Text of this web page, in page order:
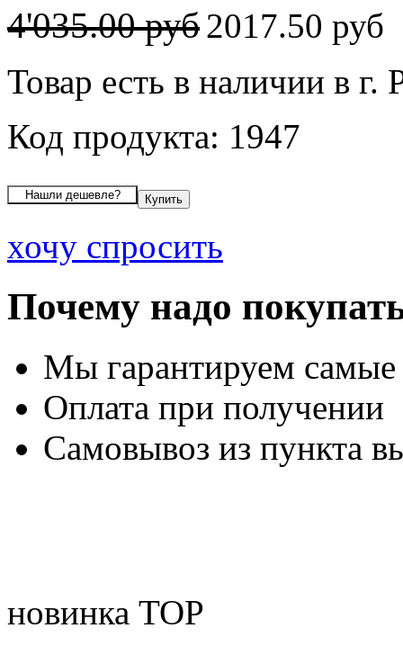
4'035.00 руб2017.50 руб
Товар есть в наличии в г.
Код продукта: 1947
хочу спросить
Почему надо
Мы гарантируем
Оплата при получении
Самовывоз из пункта
новинка TOP